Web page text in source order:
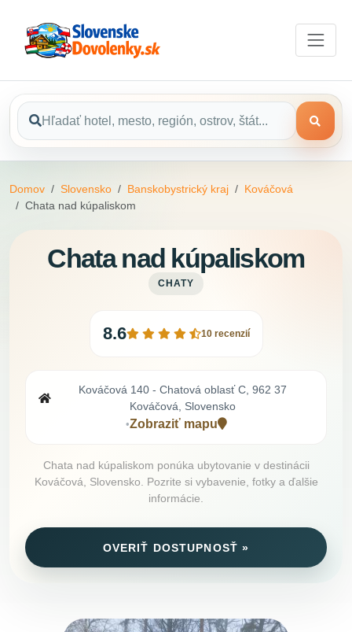
Domov Slovensko Banskobystrický kraj
Kováčová
Chata nad kúpaliskom
Chata nad kúpaliskom
CHATY
8.6 10 recenzií
Kováčová 140 - Chatová oblasť C, 962 37
Kováčová, Slovensko
•Zobraziť mapu
Chata nad kúpaliskom ponúka ubytovanie v destinácii
Kováčová, Slovensko. Pozrite si vybavenie, fotky a ďalšie
informácie.
OVERIŤ DOSTUPNOSŤ »